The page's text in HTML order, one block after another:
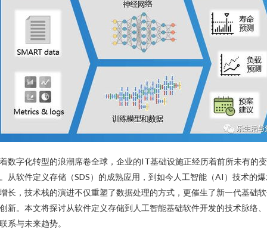
数字化转型的浪潮席卷全球，企业的IT基础设施正经历着前所未有的变
从软件定义存储（SDS）的成熟应用，到如今人工智能（AI）技术的
长，技术栈的演进不仅重塑了数据处理的方式，更催生了新一代基础
新。本文将探讨从软件定义存储到人工智能基础软件开发的技术脉络
系与未来趋势。